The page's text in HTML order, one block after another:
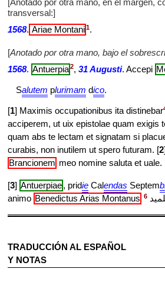
[Anotado por otra mano, en el margen,
transversal:]
1568. Ariae Montani1.
[Anotado por otra mano, bajo el
1568. Antuerpia2,31 Augusti. Accepi
Salutem plurimam dico.
[1] Maximis occupationibus ita distinebar
acciperem, ut uix epistolae quam exigis
quam abs te lectam et signatam si
curabis, non inutilem ut spero futuram. [2
Brancionem meo nomine saluta et uale.
[3] Antuerpiae, pridie Calendas Septem
animo Benedictus Arias Montanus 6
TRADUCCIÓN AL ESPAÑOL
Y NOTAS